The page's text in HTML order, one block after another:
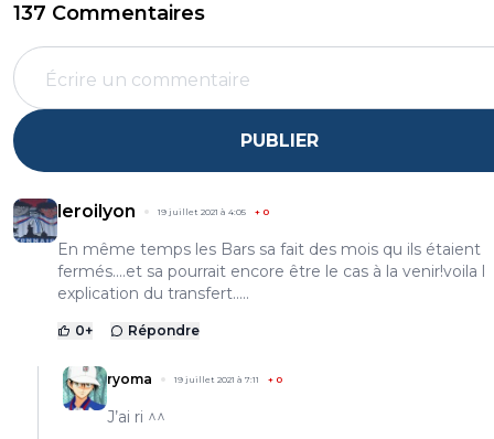
137 Commentaires
PUBLIER
leroilyon 19 juillet 2021 à 4:05 + 0
En même temps les Bars sa fait des mois qu ils étaient
fermés....et sa pourrait encore être le cas à la venir!voila l
explication du transfert.....
0+ Répondre
ryoma 19 juillet 2021 à 7:11 + 0
J’ai ri ^^